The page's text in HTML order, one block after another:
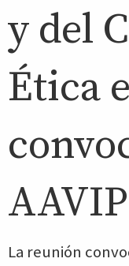
y del
Ética
AAVIP
La reunión